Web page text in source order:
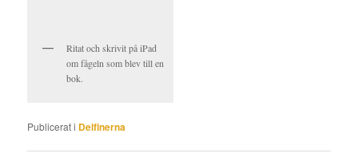
Ritat och skrivit på iPad
om fågeln som blev till en
bok.
Publicerat i Delfinerna